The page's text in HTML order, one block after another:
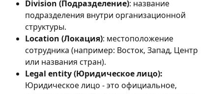
Division (Подразделение): название
подразделения внутри организационной
структуры.
Location (Локация): местоположение
сотрудника (например: Восток, Запад, Центр
или названия стран).
Legal entity (Юридическое лицо):
Юридическое лицо - это официальное,